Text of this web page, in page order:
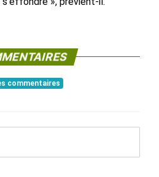
commentaires